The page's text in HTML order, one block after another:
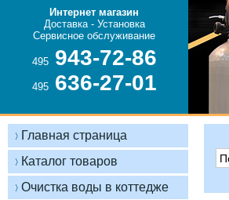
Доставка - Установка
495
495